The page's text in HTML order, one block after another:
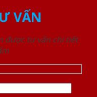
VẤN
được tư vấn chi tiết